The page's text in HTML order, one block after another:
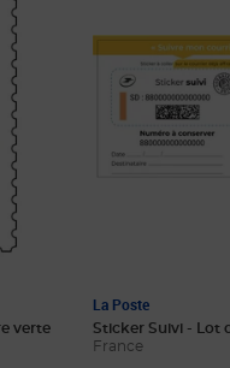
verte
La Poste
Sticker Suivi - Lot
France